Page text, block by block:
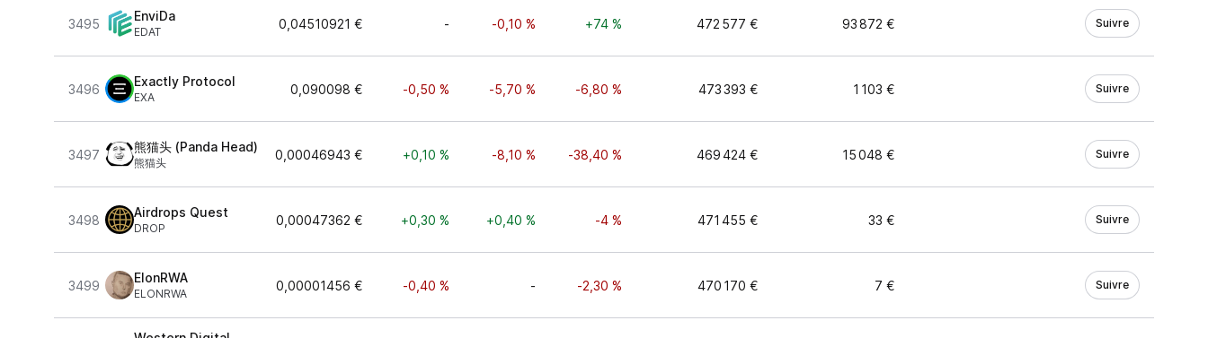
3495
EnviDa
EDAT
0,04510921 € - -0,10 % +74 % 472 577 € 93 872 € Suivre
3496
Exactly Protocol
EXA
0,090098 € -0,50 % -5,70 % -6,80 % 473 393 € 1 103 € Suivre
3497
熊猫头 (Panda Head)
熊猫头
0,00046943 € +0,10 % -8,10 % -38,40 % 469 424 € 15 048 € Suivre
3498
Airdrops Quest
DROP
0,00047362 € +0,30 % +0,40 % -4 % 471 455 € 33 € Suivre
3499
ElonRWA
ELONRWA
0,00001456 € -0,40 % - -2,30 % 470 170 € 7 € Suivre